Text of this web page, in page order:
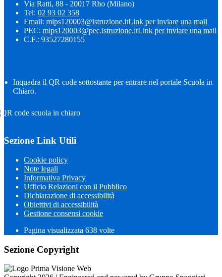
Via Ratti, 88 - 20017 Rho (Milano)
Tel: 02 93 02 358
Email: mips120003@istruzione.itLink per inviare una mail
PEC: mips120003@pec.istruzione.itLink per inviare una mail
C.F.: 93527280155
Inquadra il QR code sottostante per entrare nel portale Scuola in
Chiaro.
Sezione Link Utili
Cookie policy
Note legali
Informativa Privacy
Ufficio Relazioni con il Pubblico
Dichiarazione di accessibilità
Obiettivi di accessibilità
Gestione consensi cookie
Pagina visualizzata 638 volte
Sezione Copyright